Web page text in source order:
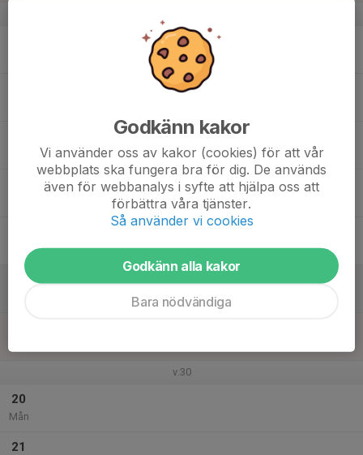
v.30
20
Mån
21
Godkänn kakor
Vi använder oss av kakor (cookies) för att vår
webbplats ska fungera bra för dig. De används
även för webbanalys i syfte att hjälpa oss att
förbättra våra tjänster.
Så använder vi cookies
Godkänn alla kakor
Bara nödvändiga